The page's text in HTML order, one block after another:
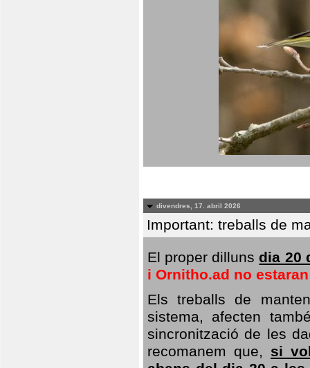
divendres, 17. abril 2026
Important: treballs de
El proper dilluns dia 20
i Ornitho.ad no
Els treballs de
sistema, afecten
sincronització de les
recomanem que, si